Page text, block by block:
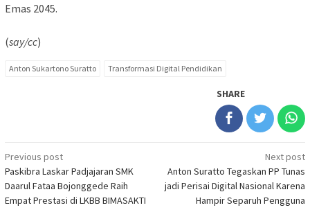
Emas 2045.
(say/cc)
Anton Sukartono Suratto Transformasi Digital Pendidikan
SHARE
Post
navigation
Previous post
Paskibra Laskar Padjajaran SMK
Daarul Fataa Bojonggede Raih
Empat Prestasi di LKBB BIMASAKTI
Next post
Anton Suratto Tegaskan PP Tunas
jadi Perisai Digital Nasional Karena
Hampir Separuh Pengguna